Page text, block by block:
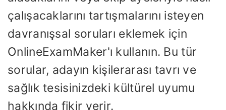
çalışacaklarını tartışmalarını isteyen
davranışsal soruları eklemek için
OnlineExamMaker'ı kullanın. Bu tür
sorular, adayın kişilerarası tavrı ve
sağlık tesisinizdeki kültürel uyumu
hakkında fikir verir.